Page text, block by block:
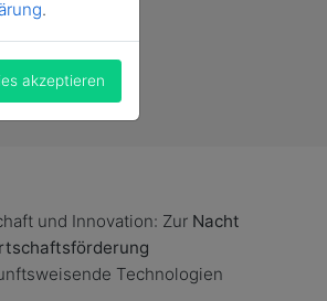
und Innovation: Zur Nacht
Technologien
.
akzeptieren